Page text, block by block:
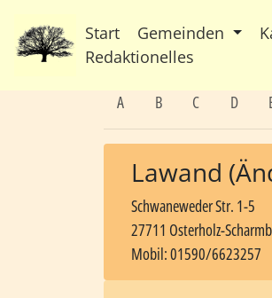
Start Gemeinden
Redaktionelles
A B C D
Lawand
Schwaneweder Str. 1-5
27711 Osterholz-
Mobil: 01590/6623257